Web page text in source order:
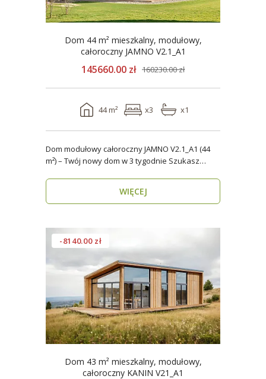
Dom 44 m² mieszkalny, modułowy,
całoroczny JAMNO V2.1_A1
145660.00 zł 160230.00 zł
44 m² x3 x1
Dom modułowy całoroczny JAMNO V2.1_A1 (44
m²) – Twój nowy dom w 3 tygodnie Szukasz
WIĘCEJ
-8140.00 zł
Dom 43 m² mieszkalny, modułowy,
całoroczny KANIN V21_A1